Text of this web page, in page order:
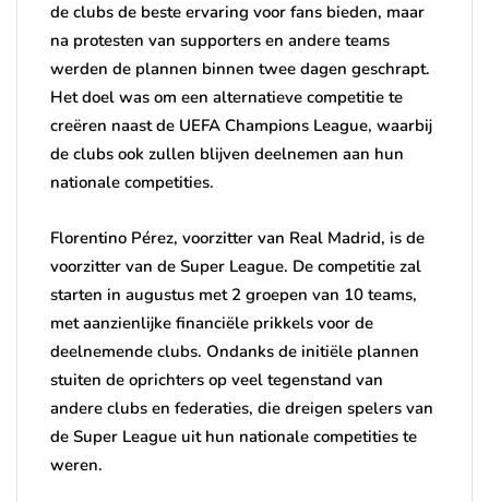
de clubs de beste ervaring voor fans bieden, maar
na protesten van supporters en andere teams
werden de plannen binnen twee dagen geschrapt.
Het doel was om een alternatieve competitie te
creëren naast de UEFA Champions League, waarbij
de clubs ook zullen blijven deelnemen aan hun
nationale competities.
Florentino Pérez, voorzitter van Real Madrid, is de
voorzitter van de Super League. De competitie zal
starten in augustus met 2 groepen van 10 teams,
met aanzienlijke financiële prikkels voor de
deelnemende clubs. Ondanks de initiële plannen
stuiten de oprichters op veel tegenstand van
andere clubs en federaties, die dreigen spelers van
de Super League uit hun nationale competities te
weren.